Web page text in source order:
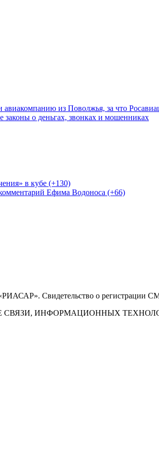
из Поволжья, за что
о деньгах, звонках и мошенниках
в кубе (+130)
Ефима Водоноса (+66)
Свидетельство о
СВЯЗИ, ИНФОРМАЦИОННЫХ